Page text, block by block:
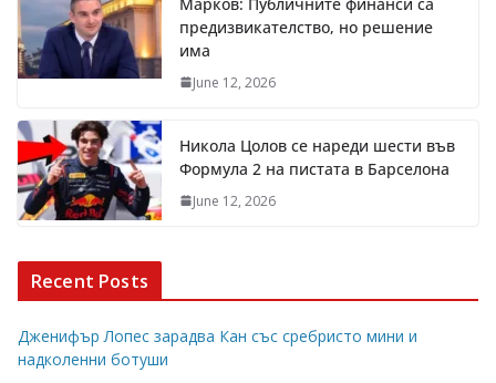
предизвикателство, но решение
има
June 12, 2026
Никола Цолов се нареди шести във
Формула 2 на пистата в Барселона
June 12, 2026
Recent Posts
Дженифър Лопес зарадва Кан със сребристо мини и
надколенни ботуши